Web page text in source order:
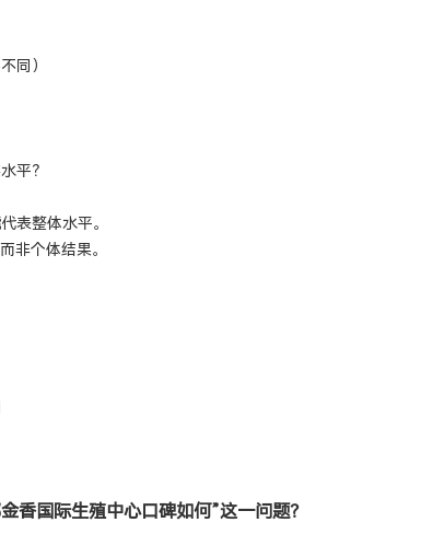
同）
平？
表整体水平。
非个体结果。
香国际生殖中心口碑如何”这一问题？